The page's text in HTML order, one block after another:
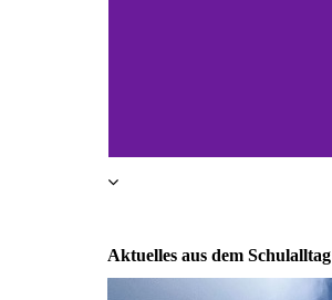
Aktuelles aus dem Schulalltag